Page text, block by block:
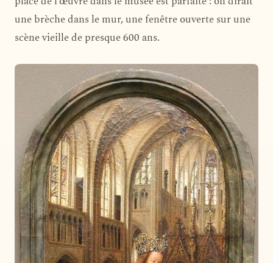
une brèche dans le mur, une fenêtre ouverte sur une
scène vieille de presque 600 ans.